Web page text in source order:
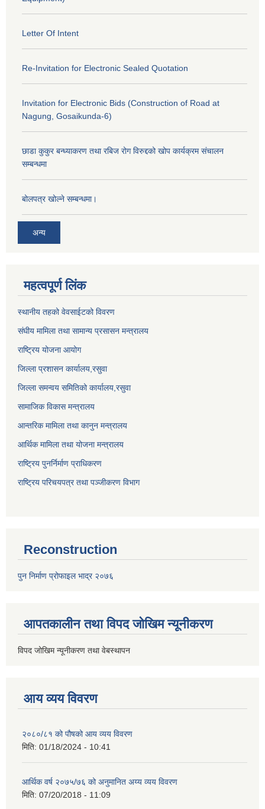
Letter Of Intent
Re-Invitation for Electronic Sealed Quotation
Invitation for Electronic Bids (Construction of Road at
Nagung, Gosaikunda-6)
छाडा कुकुर बन्ध्याकरण तथा रबिज रोग विरुद्दको खोप कार्यक्रम संचालन
सम्बन्धमा
बोलपत्र खोल्ने सम्बन्धमा।
अन्य
महत्वपूर्ण लिंक
स्थानीय तहको वेवसाईटको विवरण
संघीय मामिला तथा सामान्य प्रसासन मन्त्रालय
राष्ट्रिय योजना आयोग
जिल्ला प्रशासन कार्यालय, रसुवा
जिल्ला समन्वय समितिको कार्यालय, रसुवा
सामाजिक विकास मन्त्रालय
आन्तरिक मामिला तथा कानुन मन्त्रालय
आर्थिक मामिला तथा योजना मन्त्रालय
राष्ट्रिय पुनर्निर्माण प्राधिकरण
राष्ट्रिय परिचयपत्र तथा पञ्जीकरण विभाग
Reconstruction
पुन निर्माण प्रोफाइल भाद्र २०७६
आपतकालीन तथा विपद जोखिम न्यूनीकरण
विपद जोखिम न्यूनीकरण तथा वेबस्थापन
आय व्यय विवरण
२०८०/८१ को पौषको आय व्यय विवरण
मिति: 01/18/2024 - 10:41
आर्थिक वर्ष २०७५/७६ को अनुमानित अय्य व्यय विवरण
मिति: 07/20/2018 - 11:09